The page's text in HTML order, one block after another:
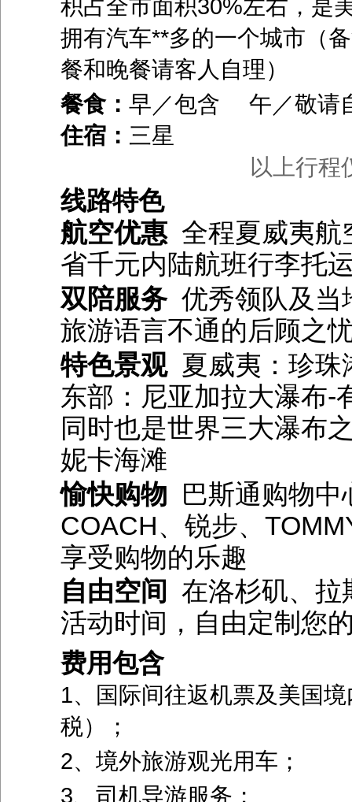
积占全市面积30%左右，是
拥有汽车**多的一个城市（
餐和晚餐请客人自理）
餐食： 早／包含 午／敬
住宿： 三星
以上行程
线路特色
航空优惠全程夏威夷航
省千元内陆航班行李托
双陪服务 优秀领队及当
旅游语言不通的后顾之
特色景观夏威夷：珍珠
东部：尼亚加拉大瀑布-
同时也是世界三大瀑布
妮卡海滩
愉快购物 巴斯通购物中
COACH、锐步、
享受购物的乐趣
自由空间
在洛杉矶、拉
活动时间，自由定制您
费用包含
1、国际间往返机票及美国
税）；
2、境外旅游观光用车；
3、司机导游服务；